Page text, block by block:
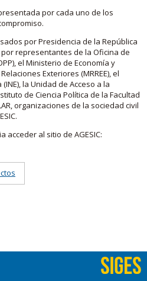
por cada uno de los
por Presidencia de la República
representantes de la Oficina de
el Ministerio de Economía y
Exteriores (MRREE), el
la Unidad de Acceso a la
de Ciencia Política de la Facultad
organizaciones de la sociedad civil
al sitio de AGESIC: